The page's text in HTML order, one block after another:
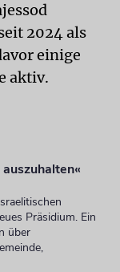
2024 als
einige
aktiv.
Präsidium. Ein
über